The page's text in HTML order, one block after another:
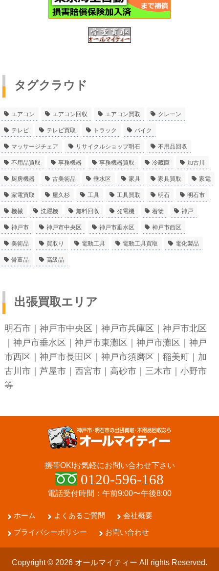
タグクラウド
エアコン エアコン回収 エアコン買取 クレーン
テレビ テレビ買取 トラック バイク
マッサージチェア リサイクルショップ明石 不用品回収
不用品買取 事務機器 事務機器買取 冷蔵庫 加古川
厨房機器 古美術品 垂水区 家具 家具買取 家電
家電買取 屋久杉 工具 工具買取 明石 明石市
機械 洗濯機 無料回収 発電機 着物 神戸
神戸市 神戸市中央区 神戸市垂水区 神戸市西区
美術品 買取り 電動工具 電動工具買取 電化製品
骨董品 高級品
出張買取エリア
明石市｜ 神戸市中央区 神戸市兵庫区
神戸市北区
神戸市垂水区 神戸市東灘区 神戸市灘区
神戸
市西区
神戸市長田区 神戸市須磨区
｜稲美町｜加
古川市｜芦屋市｜西宮市｜高砂市｜三木市｜小野市
等
携帯OK!お気軽にお問い合わせ下さい
0120-596-168
電話受付時間：午前9:00〜午後8:00
ホーム よくあるご質問
会社概要
プライバシーポリシー
お問い合わせ
Copyright © 2026 オールマイティー All rights Reserved.